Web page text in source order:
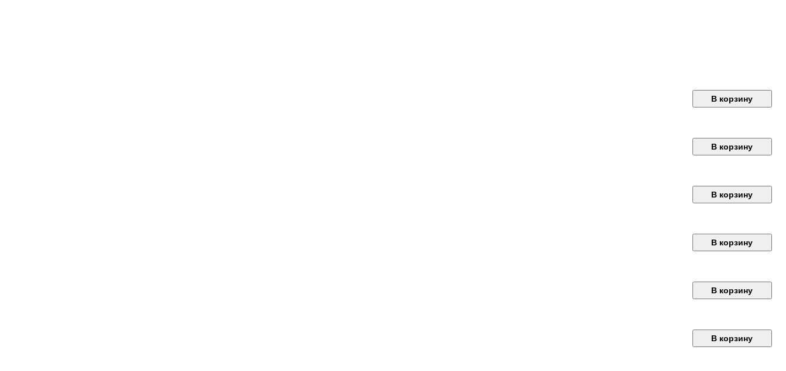
В корзину
В корзину
В корзину
В корзину
В корзину
В корзину